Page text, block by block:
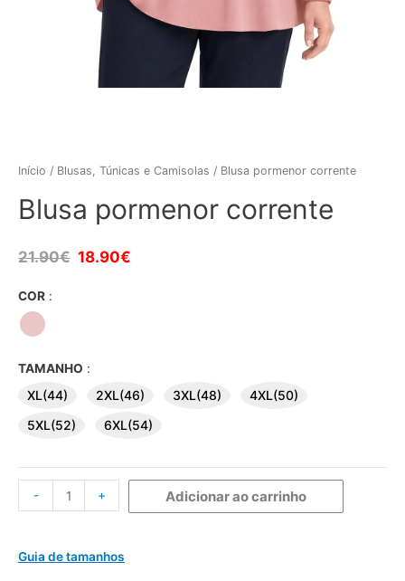
Início / Blusas, Túnicas e Camisolas / Blusa pormenor corrente
Blusa pormenor corrente
21.90€ 18.90€
COR :
TAMANHO :
XL(44) 2XL(46) 3XL(48)
4XL(50)
5XL(52)
6XL(54)
- + Adicionar ao carrinho
Guia de tamanhos